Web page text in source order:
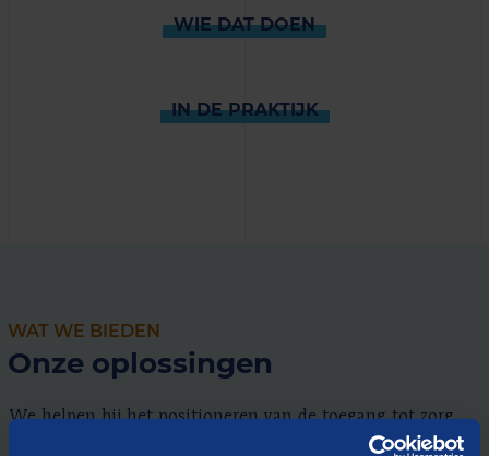
WIE DAT DOEN
IN DE PRAKTIJK
WAT WE BIEDEN
Onze oplossingen
We helpen bij het positioneren van de toegang tot zorg